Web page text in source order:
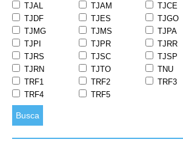
TJAL
TJAM
TJCE
TJDF
TJES
TJGO
TJMG
TJMS
TJPA
TJPI
TJPR
TJRR
TJRS
TJSC
TJSP
TJRN
TJTO
TNU
TRF1
TRF2
TRF3
TRF4
TRF5
Busca